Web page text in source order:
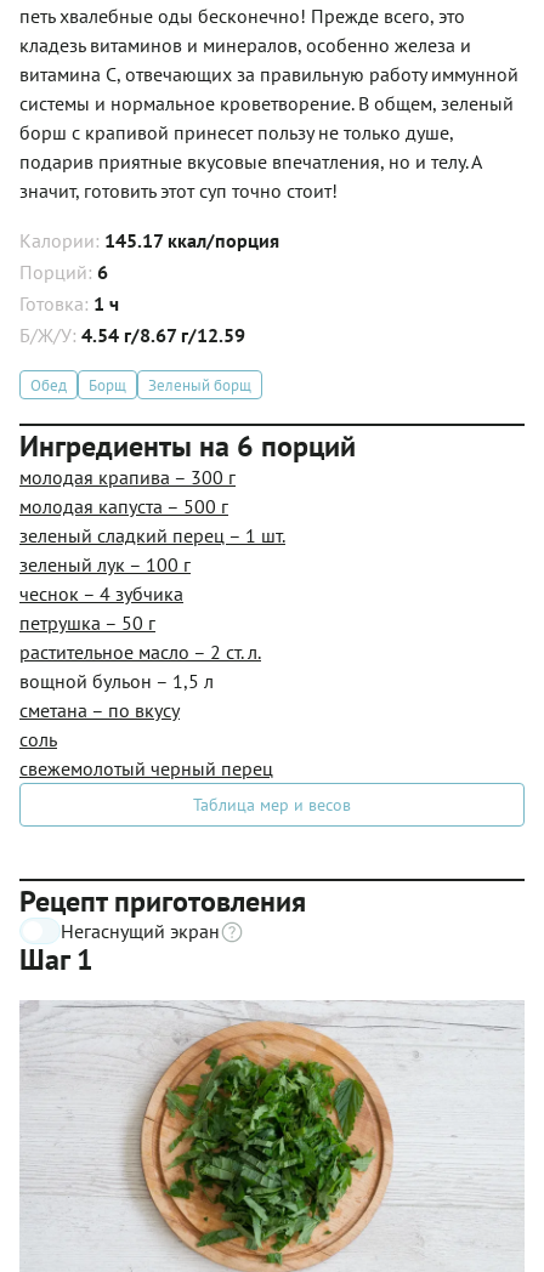
петь хвалебные оды бесконечно! Прежде всего, это
кладезь витаминов и минералов, особенно железа и
витамина С, отвечающих за правильную работу иммунной
системы и нормальное кроветворение. В общем, зеленый
борш с крапивой принесет пользу не только душе,
подарив приятные вкусовые впечатления, но и телу. А
значит, готовить этот суп точно стоит!
Калории: 145.17 ккал/порция
Порций: 6
Готовка: 1 ч
Б/Ж/У: 4.54 г/8.67 г/12.59
Обед Борщ Зеленый борщ
Ингредиенты на 6 порций
молодая крапива – 300 г
молодая капуста – 500 г
зеленый сладкий перец – 1 шт.
зеленый лук – 100 г
чеснок – 4 зубчика
петрушка – 50 г
растительное масло – 2 ст. л.
вощной бульон – 1,5 л
сметана – по вкусу
соль
свежемолотый черный перец
Таблица мер и весов
Рецепт приготовления
Негаснущий экран
Шаг 1